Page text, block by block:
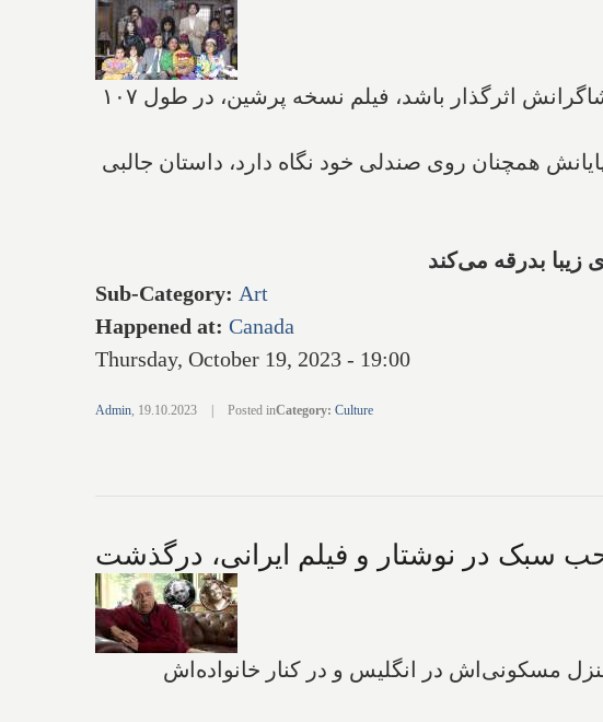
در حالیکه بندرت یک فیلم ایرانی تهیه شده در خارج از ایران تاکنون توانسته بر روی تماشاگرانش اثرگذار باشد، فیلم نسخه پرشین، در طول ۱۰۷
همچنان روی صندلی خود نگاه دارد، داستان جالبی
زیبا بدرقه می‌کند
Sub-Category: Art
Happened at: Canada
Thursday, October 19, 2023 - 19:00
Admin, 19.10.2023 Posted inCategory: Culture
سبک در نوشتار و فیلم ایرانی، درگذشت
تقوی شیرازی (سپس ابراهیم گلستان) روز سه‌شنبه ۲۲ آگوست ۲۰۲۳ در منزل مسکونی‌اش در انگلیس و در کنار خانواده‌اش